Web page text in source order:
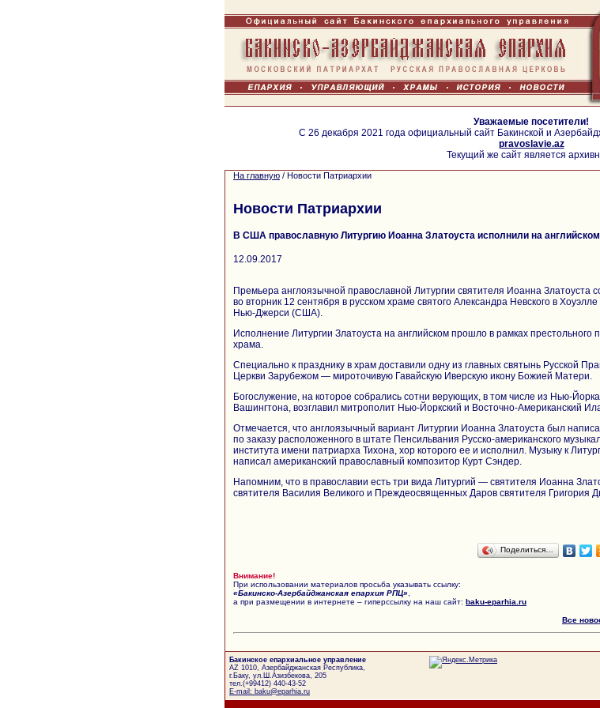
Уважаемые посетители!
С 26 декабря 2021 года официальный сайт Бакинской и
pravoslavie.az
Текущий же сайт является
На главную / Новости Патриархии
Новости Патриархии
В США православную Литургию Иоанна Златоуста исполнили на
12.09.2017
Премьера англоязычной православной Литургии святителя Иоанна Златоуста
во вторник 12 сентября в русском храме святого Александра Невского в
Нью-Джерси (США).
Исполнение Литургии Златоуста на английском прошло в рамках престольного
храма.
Специально к празднику в храм доставили одну из главных святынь Русской
Церкви Зарубежом — мироточивую Гавайскую Иверскую икону Божией Матери.
Богослужение, на которое собрались сотни верующих, в том числе из Нью-
Вашингтона, возглавил митрополит Нью-Йоркский и Восточно-Американский
Отмечается, что англоязычный вариант Литургии Иоанна Златоуста был
по заказу расположенного в штате Пенсильвания Русско-американского
института имени патриарха Тихона, хор которого ее и исполнил. Музыку к
написал американский православный композитор Курт Сэндер.
Напомним, что в православии есть три вида Литургий — святителя Иоанна
святителя Василия Великого и Преждеосвященных Даров святителя Григория
Поделиться…
Внимание!
При использовании материалов просьба указывать ссылку:
«Бакинско-Азербайджанская епархия РПЦ»
а при размещении в интернете – гиперссылку на наш сайт: baku-eparhia.ru
Все
Бакинское епархиальное управление
AZ 1010, Азербайджанская Республика,
г.Баку, ул.Ш.Азизбекова, 205
тел.(+99412) 440-43-52
E-mail: baku@eparhia.ru